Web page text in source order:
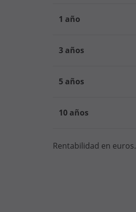
1 año
3 años
5 años
10 años
Rentabilidad en